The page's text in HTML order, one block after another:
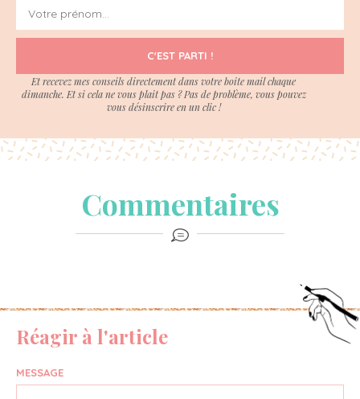
C'EST PARTI !
Et recevez mes conseils directement dans votre boite mail chaque
dimanche. Et si cela ne vous plait pas ? Pas de problème, vous pouvez
vous désinscrire en un clic !
Commentaires
Réagir à l'article
MESSAGE